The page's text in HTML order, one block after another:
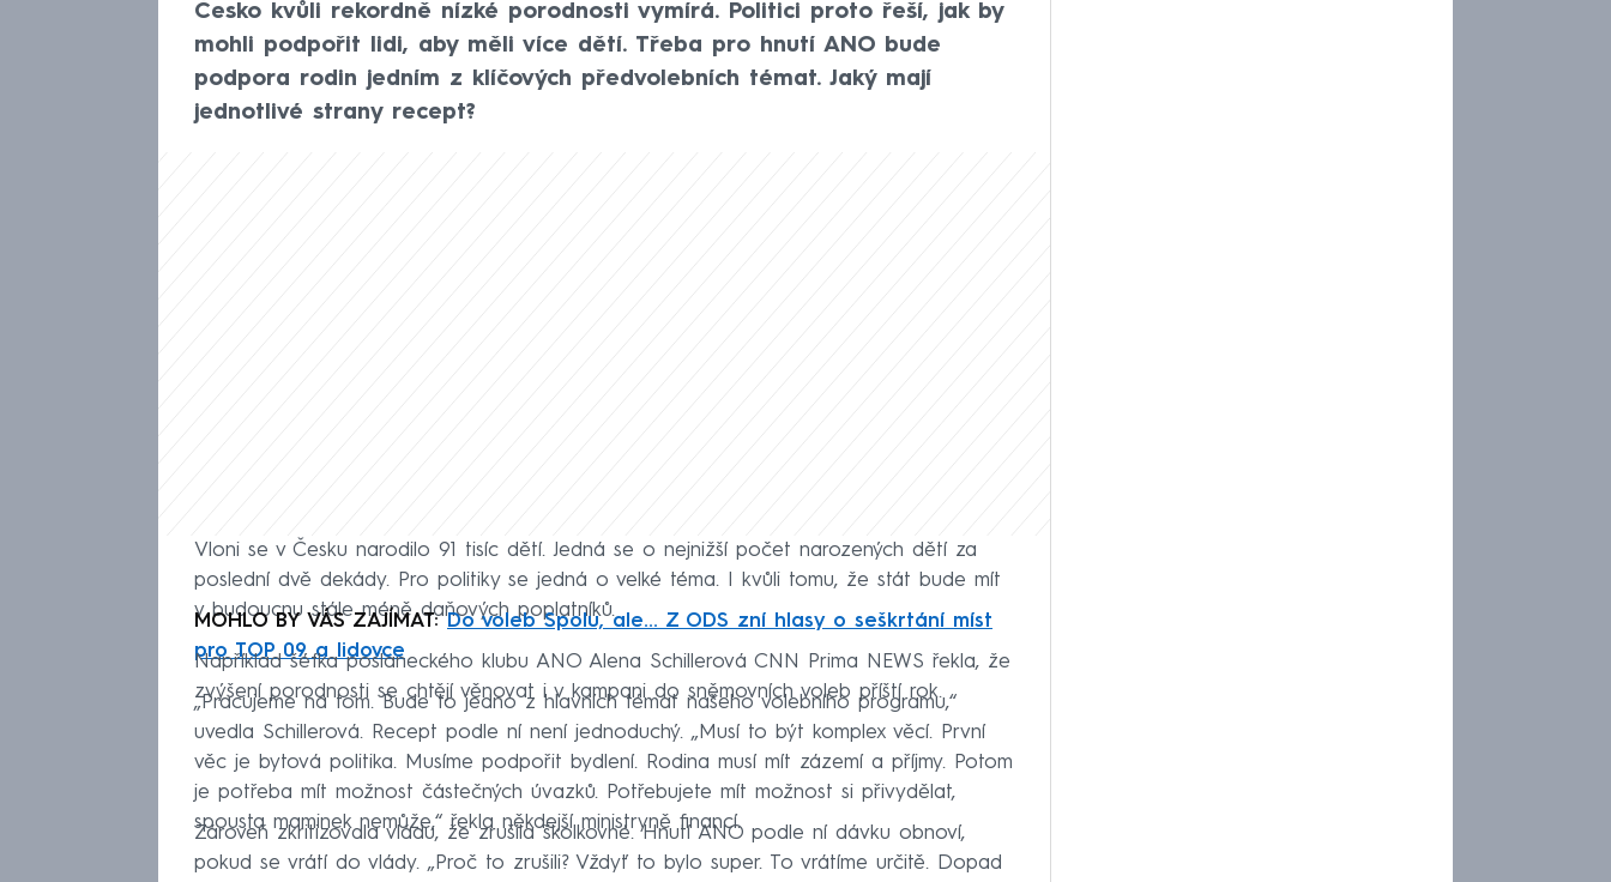
Česko kvůli rekordně nízké porodnosti vymírá. Politici proto řeší, jak by
mohli podpořit lidi, aby měli více dětí. Třeba pro hnutí ANO bude
podpora rodin jedním z klíčových předvolebních témat. Jaký mají
jednotlivé strany recept?
Vloni se v Česku narodilo 91 tisíc dětí. Jedná se o nejnižší počet narozených dětí za
poslední dvě dekády. Pro politiky se jedná o velké téma. I kvůli tomu, že stát bude mít
v budoucnu stále méně daňových poplatníků.
MOHLO BY VÁS ZAJÍMAT:Do voleb Spolu, ale... Z ODS zní hlasy o seškrtání míst
pro TOP 09 a lidovce
Například šéfka poslaneckého klubu ANO Alena Schillerová CNN Prima NEWS řekla, že
zvýšení porodnosti se chtějí věnovat i v kampani do sněmovních voleb příští rok.
„Pracujeme na tom. Bude to jedno z hlavních témat našeho volebního programu,“
uvedla Schillerová. Recept podle ní není jednoduchý. „Musí to být komplex věcí. První
věc je bytová politika. Musíme podpořit bydlení. Rodina musí mít zázemí a příjmy. Potom
je potřeba mít možnost částečných úvazků. Potřebujete mít možnost si přivydělat,
spousta maminek nemůže,“ řekla někdejší ministryně financí.
Zároveň zkritizovala vládu, že zrušila školkovné. Hnutí ANO podle ní dávku obnoví,
pokud se vrátí do vlády. „Proč to zrušili? Vždyť to bylo super. To vrátíme určitě. Dopad